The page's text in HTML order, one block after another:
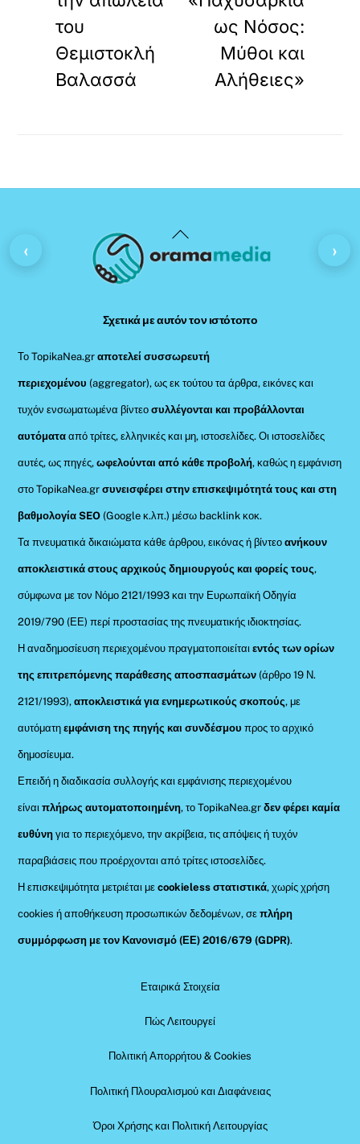
του
Θεμιστοκλή
Βαλασσά
ως Νόσος:
Μύθοι και
Αλήθειες»
Back
To
Σχετικά με αυτόν τον ιστότοπο
Το TopikaNea.grαποτελεί συσσωρευτή
περιεχομένου (aggregator), ως εκ τούτου τα άρθρα, εικόνες και
τυχόν ενσωματωμένα βίντεοσυλλέγονται και προβάλλονται
αυτόματααπό τρίτες, ελληνικές και μη, ιστοσελίδες. Οι ιστοσελίδες
αυτές, ως πηγές,ωφελούνται από κάθε προβολή, καθώς η εμφάνιση
στο TopikaNea.gr συνεισφέρει στην επισκεψιμότητά τους και στη
βαθμολογία SEO (Google κ.λπ.) μέσω backlink κοκ.
Τα πνευματικά δικαιώματα κάθε άρθρου, εικόνας ή βίντεοανήκουν
αποκλειστικά στους αρχικούς δημιουργούς και φορείς τους,
σύμφωνα με τον Νόμο 2121/1993 και την Ευρωπαϊκή Οδηγία
2019/790 (ΕΕ) περί προστασίας της πνευματικής ιδιοκτησίας.
Η αναδημοσίευση περιεχομένου πραγματοποιείταιεντός των ορίων
της επιτρεπόμενης παράθεσης αποσπασμάτων (άρθρο 19 Ν.
2121/1993), αποκλειστικά για ενημερωτικούς σκοπούς, με
αυτόματηεμφάνιση της πηγής και συνδέσμου προς το αρχικό
δημοσίευμα.
Επειδή η διαδικασία συλλογής και εμφάνισης περιεχομένου
είναιπλήρως αυτοματοποιημένη, το TopikaNea.grδεν φέρει καμία
ευθύνη για το περιεχόμενο, την ακρίβεια, τις απόψεις ή τυχόν
παραβιάσεις που προέρχονται από τρίτες ιστοσελίδες.
Η επισκεψιμότητα μετριέται μεcookieless στατιστικά, χωρίς χρήση
cookies ή αποθήκευση προσωπικών δεδομένων, σεπλήρη
συμμόρφωση με τον Κανονισμό (ΕΕ) 2016/679 (GDPR).
Εταιρικά Στοιχεία
Πώς Λειτουργεί
Πολιτική Απορρήτου & Cookies
Πολιτική Πλουραλισμού και Διαφάνειας
Όροι Χρήσης και Πολιτική Λειτουργίας
‹ ›